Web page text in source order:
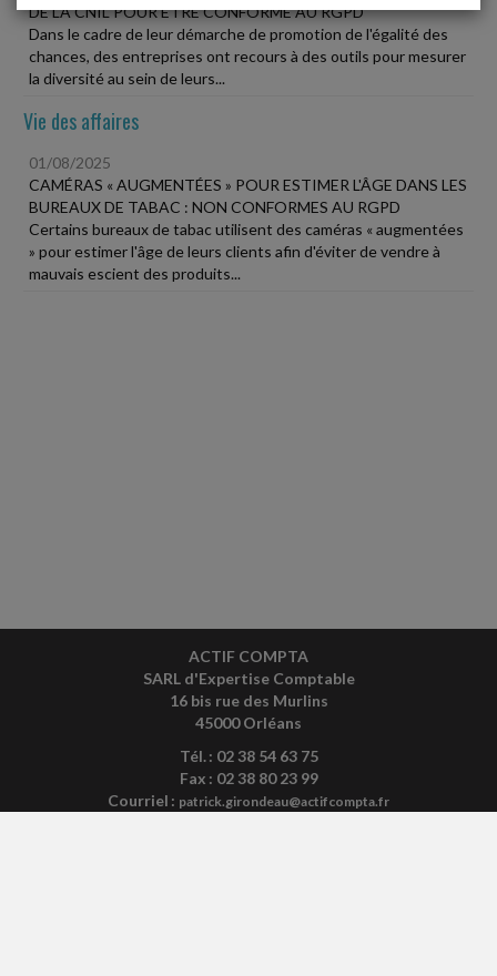
DE LA CNIL POUR ÊTRE CONFORME AU RGPD
Dans le cadre de leur démarche de promotion de l'égalité des
chances, des entreprises ont recours à des outils pour mesurer
la diversité au sein de leurs...
Vie des affaires
01/08/2025
CAMÉRAS « AUGMENTÉES » POUR ESTIMER L'ÂGE DANS LES
BUREAUX DE TABAC : NON CONFORMES AU RGPD
Certains bureaux de tabac utilisent des caméras « augmentées
» pour estimer l'âge de leurs clients afin d'éviter de vendre à
mauvais escient des produits...
ACTIF COMPTA
SARL d'Expertise Comptable
16 bis rue des Murlins
45000 Orléans
Tél. : 02 38 54 63 75
Fax : 02 38 80 23 99
Courriel : patrick.girondeau@actifcompta.fr